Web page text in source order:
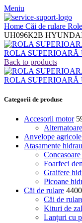
Meniu
Home Căi de rulare
UH096K2B
ROLA SUPERIOARĂ
Back to products
ROLA SUPERIOARĂ
Categorii de produse
Accesorii motor
Alternatoare
Anvelope
Atașamente
Foarfeci
Graifere
Picoane
Căi de rulare 4400
Căi de
Kituri de
Lanțuri cu